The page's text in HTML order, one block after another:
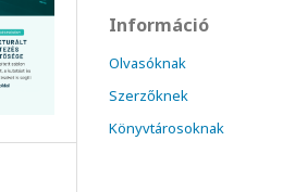
Információ
Olvasóknak
Szerzőknek
Könyvtárosoknak